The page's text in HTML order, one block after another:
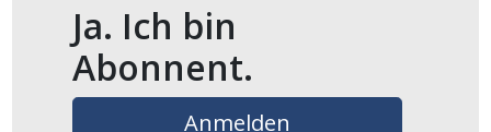
Ja. Ich bin
Abonnent.
Anmelden